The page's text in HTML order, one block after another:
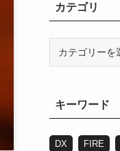
カテゴリ
キーワード
DX FIRE